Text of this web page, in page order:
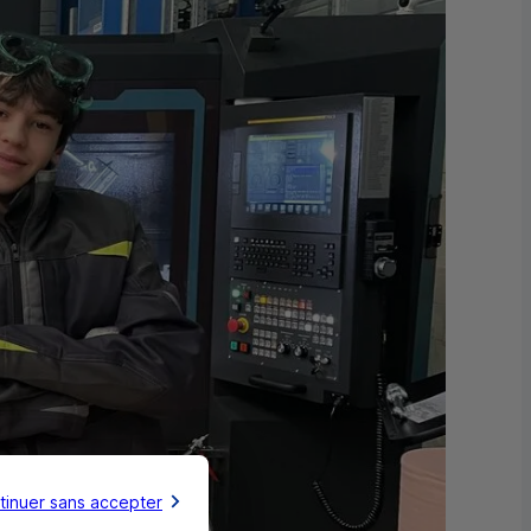
sans accepter